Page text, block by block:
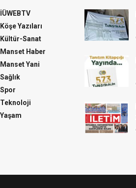
İÜWEBTV
Köşe Yazıları
Kültür-Sanat
Manset Haber
Manset Yani
Sağlık
Spor
Teknoloji
Yaşam